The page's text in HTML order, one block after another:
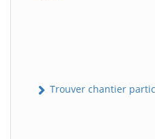
Trouver chantier